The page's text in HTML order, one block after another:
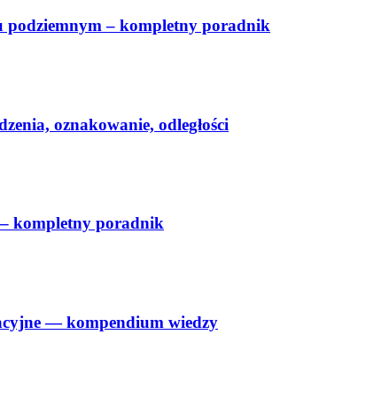
podziemnym – kompletny poradnik
oznakowanie, odległości
kompletny poradnik
— kompendium wiedzy